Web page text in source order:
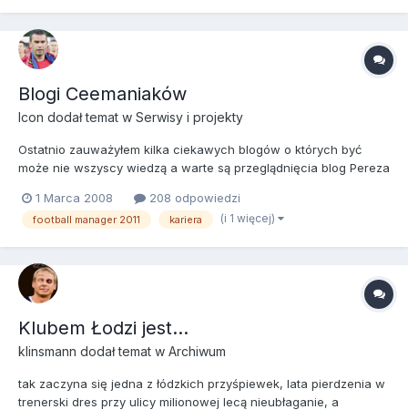
Blogi Ceemaniaków
Icon dodał temat w Serwisy i projekty
Ostatnio zauważyłem kilka ciekawych blogów o których być
może nie wszyscy wiedzą a warte są przeglądnięcia blog Pereza
http://footballmanbygilik.blogspot.com/ blog Sk8tera >
http://sk8tera-kariery.blogspot.com/ blog Brudiego > http://ma...
1 Marca 2008 208 odpowiedzi
football manager 2011 kariera (i 1 więcej)
Klubem Łodzi jest...
klinsmann dodał temat w Archiwum
tak zaczyna się jedna z łódzkich przyśpiewek, lata pierdzenia w
trenerski dres przy ulicy milionowej lecą nieubłaganie, a